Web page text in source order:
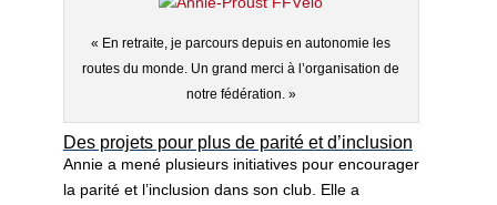
« En retraite, je parcours depuis en autonomie les
routes du monde. Un grand merci à l’organisation de
notre fédération. »
Des projets pour plus de parité et d’inclusion
Annie a mené plusieurs initiatives pour encourager
la parité et l’inclusion dans son club. Elle a